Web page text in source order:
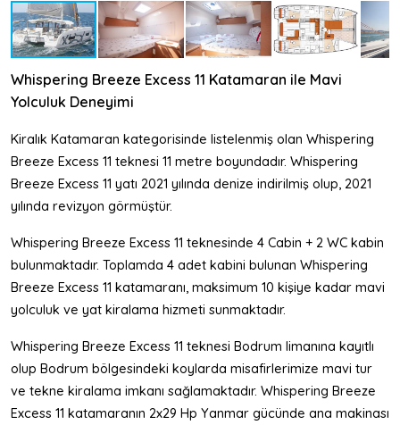
Whispering Breeze Excess 11 Katamaran ile Mavi
Yolculuk Deneyimi
Kiralık Katamaran kategorisinde listelenmiş olan Whispering
Breeze Excess 11 teknesi 11 metre boyundadır. Whispering
Breeze Excess 11 yatı 2021 yılında denize indirilmiş olup, 2021
yılında revizyon görmüştür.
Whispering Breeze Excess 11 teknesinde 4 Cabin + 2 WC kabin
bulunmaktadır. Toplamda 4 adet kabini bulunan Whispering
Breeze Excess 11 katamaranı, maksimum 10 kişiye kadar mavi
yolculuk ve yat kiralama hizmeti sunmaktadır.
Whispering Breeze Excess 11 teknesi Bodrum limanına kayıtlı
olup Bodrum bölgesindeki koylarda misafirlerimize mavi tur
ve tekne kiralama imkanı sağlamaktadır. Whispering Breeze
Excess 11 katamaranın 2x29 Hp Yanmar gücünde ana makinası